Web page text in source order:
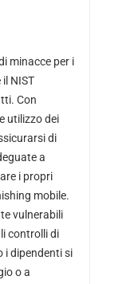
minacce per i
NIST
Con
utilizzo dei
di
a
i propri
mobile.
vulnerabili
controlli di
i dipendenti si
o a